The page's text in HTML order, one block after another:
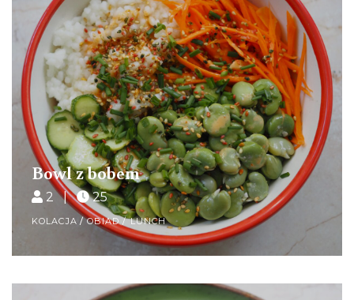
Bowl z bobem
2 | 25
KOLACJA /OBIAD / LUNCH